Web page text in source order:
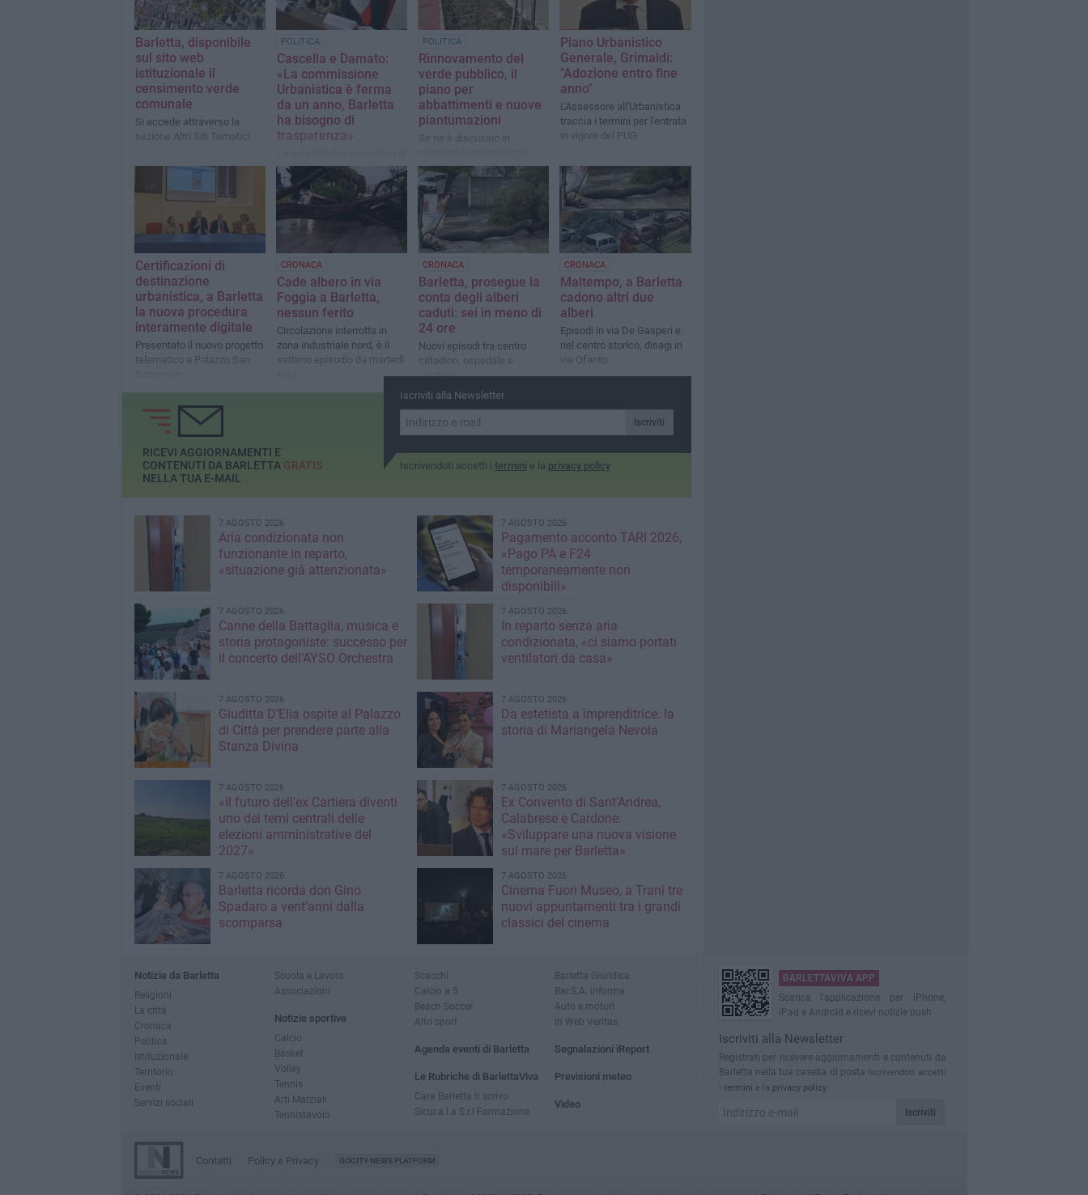
Barletta, disponibile
sul sito web
istituzionale il
censimento verde
comunale
Si accede attraverso la
sezione Altri Siti Tematici
POLITICA
Cascella e Damato:
«La commissione
Urbanistica è ferma
da un anno, Barletta
ha bisogno di
trasparenza»
opposizione
POLITICA
Rinnovamento del
verde pubblico, il
piano per
abbattimenti e nuove
piantumazioni
Se ne è discussio in
Piano Urbanistico
Generale, Grimaldi:
"Adozione entro fine
anno"
L'Assessore all'Urbanistica
traccia i termini per l'entrata
in vigore del PUG
Certificazioni di
destinazione
urbanistica, a Barletta
la nuova procedura
interamente digitale
Presentato il nuovo progetto
telematico a Palazzo San
CRONACA
Cade albero in via
Foggia a Barletta,
nessun ferito
Circolazione interrotta in
zona industriale nord, è il
settimo episodio da martedì
CRONACA
Barletta, prosegue la
conta degli alberi
caduti: sei in meno di
24 ore
Nuovi episodi tra centro
cittadino, ospedale e
cimitero
CRONACA
Maltempo, a Barletta
cadono altri due
alberi
Episodi in via De Gasperi e
nel centro storico, disagi in
via Ofanto
Iscriviti alla Newsletter
Iscriviti
Iscrivendoti accetti i termini e la privacy policy
RICEVI AGGIORNAMENTI E
CONTENUTI DA BARLETTA GRATIS
NELLA TUA E-MAIL
7 AGOSTO 2026
Aria condizionata non
funzionante in reparto,
«situazione già attenzionata»
7 AGOSTO 2026
Pagamento acconto TARI 2026,
«Pago PA e F24
temporaneamente non
disponibili»
7 AGOSTO 2026
Canne della Battaglia, musica e
storia protagoniste: successo per
il concerto dell’AYSO Orchestra
7 AGOSTO 2026
In reparto senza aria
condizionata, «ci siamo portati
ventilatori da casa»
7 AGOSTO 2026
Giuditta D’Elia ospite al Palazzo
di Città per prendere parte alla
Stanza Divina
7 AGOSTO 2026
Da estetista a imprenditrice: la
storia di Mariangela Nevola
7 AGOSTO 2026
«Il futuro dell'ex Cartiera diventi
uno dei temi centrali delle
elezioni amministrative del
2027»
7 AGOSTO 2026
Ex Convento di Sant'Andrea,
Calabrese e Cardone:
«Sviluppare una nuova visione
sul mare per Barletta»
7 AGOSTO 2026
Barletta ricorda don Gino
Spadaro a vent’anni dalla
scomparsa
7 AGOSTO 2026
Cinema Fuori Museo, a Trani tre
nuovi appuntamenti tra i grandi
classici del cinema
Notizie da Barletta
Religioni
La città
Cronaca
Politica
Istituzionale
Territorio
Eventi
Servizi sociali
Scuola e Lavoro
Associazioni
Notizie sportive
Calcio
Basket
Volley
Tennis
Arti Marziali
Tennistavolo
Scacchi
Calcio a 5
Beach Soccer
Altri sport
Agenda eventi di Barletta
Le Rubriche di BarlettaViva
Cara Barletta ti scrivo
Sicur.a.l.a S.r.l Formazione
Barletta Giuridica
Bar.S.A. informa
Auto e motori
In Web Veritas
Segnalazioni iReport
Previsioni meteo
Video
BARLETTAVIVA APP
Scarica l'applicazione per iPhone,
iPad e Android e ricevi notizie push
Iscriviti alla Newsletter
Registrati per ricevere aggiornamenti e contenuti da
Barletta nella tua casella di posta Iscrivendoti accetti
i termini e la privacy policy
Iscriviti
Contatti Policy e Privacy GOCITY NEWS PLATFORM